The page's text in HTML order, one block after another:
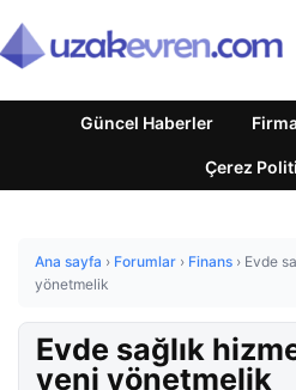
Güncel Haberler
Çerez
Ana sayfa › Forumlar › Finans › Evde
yönetmelik
Evde sağlık
yeni yönetmelik